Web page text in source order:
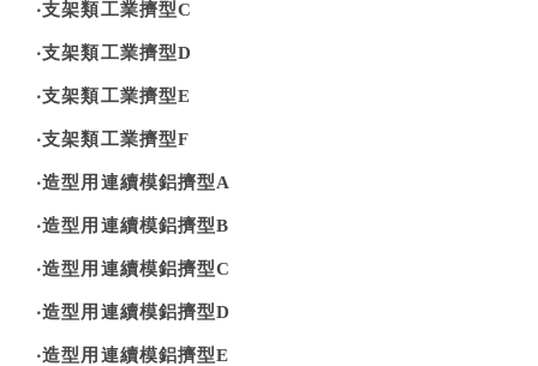
‧支架類工業擠型C
‧支架類工業擠型D
‧支架類工業擠型E
‧支架類工業擠型F
‧造型用連續模鋁擠型A
‧造型用連續模鋁擠型B
‧造型用連續模鋁擠型C
‧造型用連續模鋁擠型D
‧造型用連續模鋁擠型E